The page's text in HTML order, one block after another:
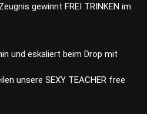
gewinnt FREI TRINKEN im
und eskaliert beim Drop mit
unsere SEXY TEACHER free